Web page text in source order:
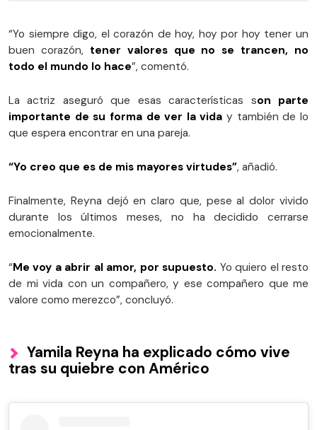
“Yo siempre digo, el corazón de hoy, hoy por hoy tener un
buen corazón, tener valores que no se trancen, no
todo el mundo lo hace”, comentó.
La actriz aseguró que esas características son parte
importante de su forma de ver la vida y también de lo
que espera encontrar en una pareja.
“Yo creo que es de mis mayores virtudes”, añadió.
Finalmente, Reyna dejó en claro que, pese al dolor vivido
durante los últimos meses, no ha decidido cerrarse
emocionalmente.
“Me voy a abrir al amor, por supuesto. Yo quiero el resto
de mi vida con un compañero, y ese compañero que me
valore como merezco”, concluyó.
Yamila Reyna ha explicado cómo vive
tras su quiebre con Américo